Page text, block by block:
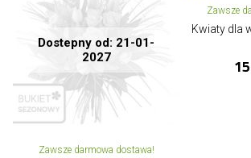
Dostepny od: 21-01-
2027
Zawsze darmowa dostawa!
Zawsze
Kwiaty dla